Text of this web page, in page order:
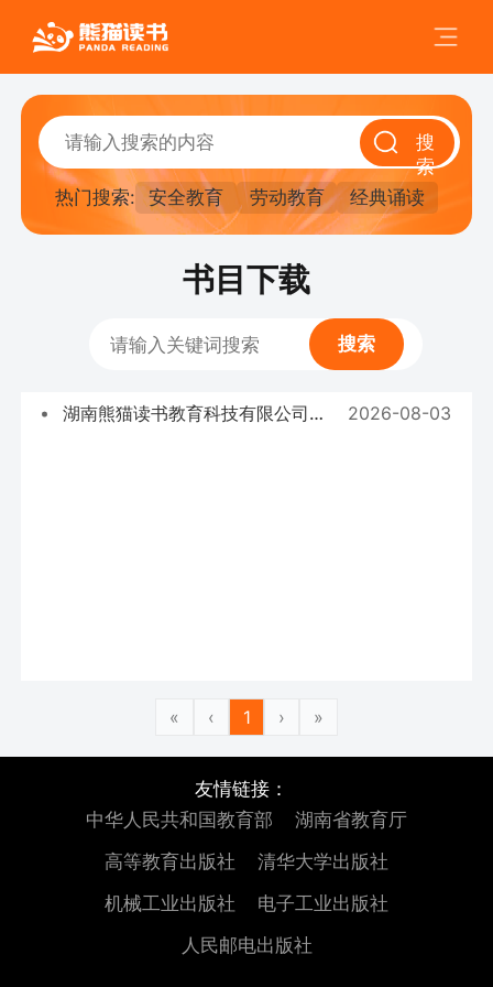
搜
索
热门搜索:
安全教育 劳动教育 经典诵读
书目下载
搜索
湖南熊猫读书教育科技有限公司（2026年秋季教材目录） 2026-08-03
« ‹ 1 › »
友情链接：
中华人民共和国教育部
湖南省教育厅
高等教育出版社 清华大学出版社
机械工业出版社 电子工业出版社
人民邮电出版社